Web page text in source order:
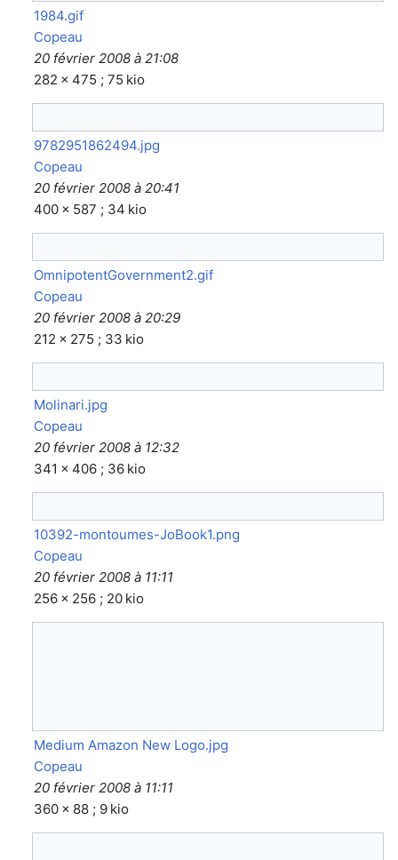
1984.gif
Copeau
20 février 2008 à 21:08
282 × 475 ; 75 kio
9782951862494.jpg
Copeau
20 février 2008 à 20:41
400 × 587 ; 34 kio
OmnipotentGovernment2.gif
Copeau
20 février 2008 à 20:29
212 × 275 ; 33 kio
Molinari.jpg
Copeau
20 février 2008 à 12:32
341 × 406 ; 36 kio
10392-montoumes-JoBook1.png
Copeau
20 février 2008 à 11:11
256 × 256 ; 20 kio
Medium Amazon New Logo.jpg
Copeau
20 février 2008 à 11:11
360 × 88 ; 9 kio